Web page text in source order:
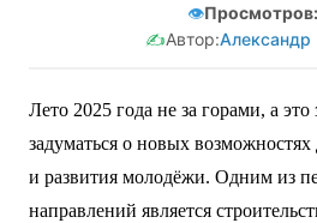
👁️Просмотров:
✍️Автор:
Лето 2025 года не за горами, а это
задуматься о новых
и развития молодёжи. Одним из
направлений является